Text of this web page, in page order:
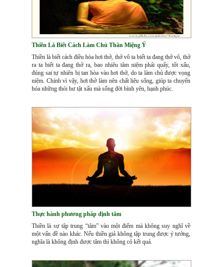
Thiền Là Biết Cách Làm Chủ Thân Miệng Ý
Thiền là biết cách điều hòa hơi thở, thở vô ta biết ta đang thở vô, thở
ra ta biết ta đang thở ra, bao nhiêu tâm niệm phải quấy, tốt xấu,
đúng sai tự nhiên bị tan hòa vào hơi thở, do ta làm chủ được vọng
niệm. Chính vì vậy, hơi thở làm nên chất liệu sống, giúp ta chuyển
hóa những thói hư tật xấu mà sống đời bình yên, hạnh phúc.
Thực hành phương pháp định tâm
Thiền là sự tập trung “tâm” vào một điểm mà không suy nghĩ về
một vấn đề nào khác. Nếu thiền giả không tập trung được ý tưởng,
nghĩa là không định được tâm thì không có kết quả.